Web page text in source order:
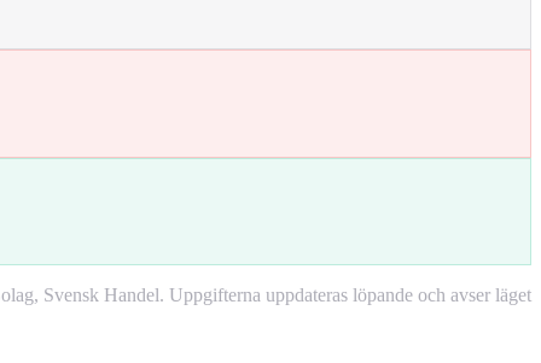
Svensk Handel. Uppgifterna uppdateras löpande och avser läget